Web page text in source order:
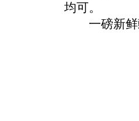
均可。
一磅新鲜